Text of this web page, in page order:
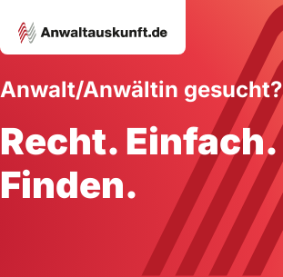
Anwalt/Anwältin gesucht?
Recht. Einfach.
Finden.